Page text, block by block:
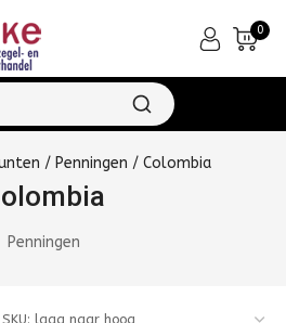
0
/ Penningen / Colombia
Penningen